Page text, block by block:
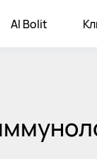
AI Bolit